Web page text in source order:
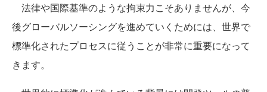
法律や国際基準のような拘束力こそありませんが、今
後グローバルソーシングを進めていくためには、世界で
標準化されたプロセスに従うことが非常に重要になって
きます。